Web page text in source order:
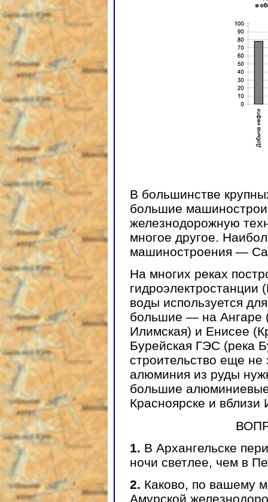
В большинстве
большие
железнодорожную
многое другое.
машиностроения —
На многих реках
воды используется
большие — на Ангаре
Илимская) и Енисее
Бурейская ГЭС (река
строительство еще не
алюминия из руды
большие
Красноярске и вблизи
1. В Архангельске
ночи светлее, чем в
2. Каково, по вашему
Амурской